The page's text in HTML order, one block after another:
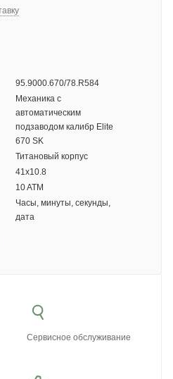
95.9000.670/78.R584
Механика с
автоматическим
подзаводом калибр Elite
670 SK
Титановый корпус
41x10.8
10 ATM
Часы, минуты, секунды,
дата
Сервисное обслуживание